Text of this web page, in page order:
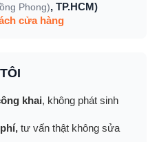
Phong), TP.HCM)
cửa hàng
khai, không phát sinh
tư vấn thật không sửa